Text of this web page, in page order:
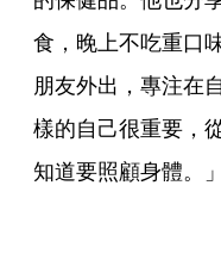
食，晚上不吃重口
朋友外出，專注在
樣的自己很重要，
知道要照顧身體。」